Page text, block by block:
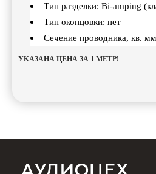
Тип разделки: Bi-amping
Тип оконцовки: нет
Сечение проводника, кв.
УКАЗАНА ЦЕНА ЗА 1 МЕТР!